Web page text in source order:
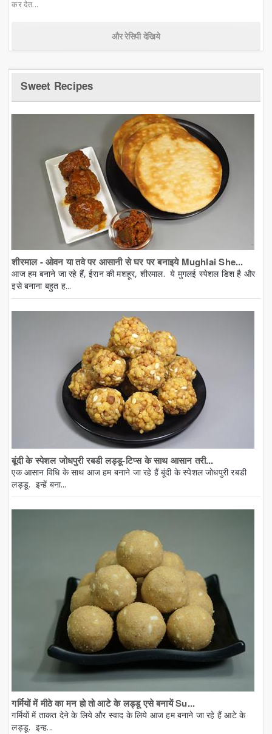
कर देत...
और रेसिपी देखिये
Sweet Recipes
शीरमाल - ओवन या तवे पर आसानी से घर पर बनाइये Mughlai She...
आज हम बनाने जा रहे हैं, ईरान की मशहूर, शीरमाल. ये मुगलई स्पेशल डिश है और
इसे बनाना बहुत ह...
बूंदी के स्पेशल जोधपुरी रबडी लड्डू-टिप्स के साथ आसान तरी...
एक आसान विधि के साथ आज हम बनाने जा रहे हैं बूंदी के स्पेशल जोधपुरी रबडी
लड्डू. इन्हें बना...
गर्मियों में मीठे का मन हो तो आटे के लड्डू एसे बनायें Su...
गर्मियों में ताकत देने के लिये और स्वाद के लिये आज हम बनाने जा रहे हैं आटे के
लड्डू. इन्ह...